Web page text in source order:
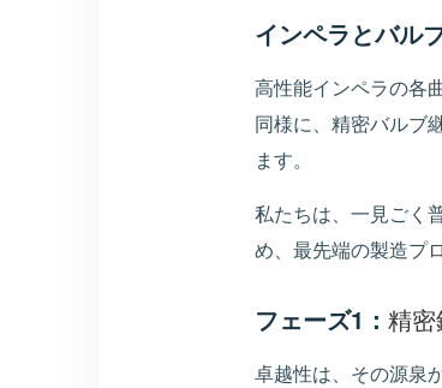
インペラとバル
高性能インペラの各
同様に、精密バルブ
ます。
私たちは、一見ごく
め、最先端の製造プ
フェーズ1： 精
卓越性は、その源泉